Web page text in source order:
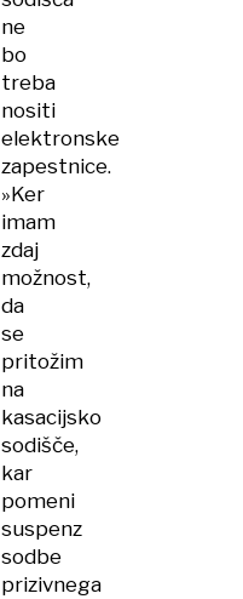
ne
bo
treba
nositi
elektronske
zapestnice.
»Ker
imam
zdaj
možnost,
da
se
pritožim
na
kasacijsko
sodišče,
kar
pomeni
suspenz
sodbe
prizivnega